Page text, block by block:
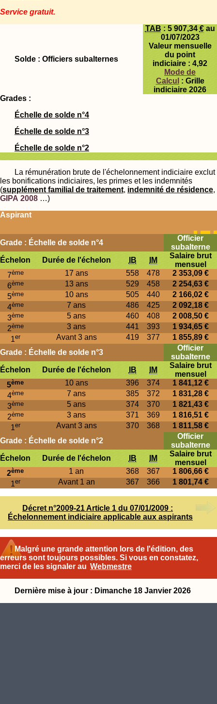
Service gratuit.
Solde : Officiers subalternes
TAB : 5 907,34 €au
01/07/2023
Valeur mensuelle
du point
indiciaire : 4,92
Mode de
Calcul : Grille
indiciaire 2026
Grades :
Échelle de solde n°4
Échelle de solde n°3
Échelle de solde n°2
La rémunération brute de l'échelonnement indiciaire exclut
les bonifications indiciaires, les primes et les indemnités
(supplément familial de traitement, indemnité de résidence,
GIPA 2008 …)
Aspirant
Grade : Échelle de solde n°4
Officier
subalterne
Échelon
Durée de l'échelon IB IM
Salaire brut
mensuel
7ème 17 ans 558 478
2 353,09 €
6ème 13 ans 529 458
2 254,63 €
5ème 10 ans 505 440
2 166,02 €
4ème 7 ans 486 425
2 092,18 €
3ème 5 ans 460 408
2 008,50 €
2ème 3 ans 441 393
1 934,65 €
1er Avant 3 ans 419 377
1 855,89 €
Grade : Échelle de solde n°3
Officier
subalterne
Échelon
Durée de l'échelon IB IM
Salaire brut
mensuel
5ème 10 ans 396 374
1 841,12 €
4ème 7 ans 385 372
1 831,28 €
3ème 5 ans 374 370
1 821,43 €
2ème 3 ans 371 369
1 816,51 €
1er Avant 3 ans 370 368
1 811,58 €
Grade : Échelle de solde n°2
Officier
subalterne
Échelon
Durée de l'échelon IB IM
Salaire brut
mensuel
2ème 1 an 368 367
1 806,66 €
1er Avant 1 an 367 366 1 801,74 €
Décret n°2009-21 Article 1 du 07/01/2009 :
Échelonnement indiciaire applicable aux aspirants
Malgré une grande attention lors de l'édition, des
erreurs sont toujours possibles. Si vous en constatez,
merci de les signaler au Webmestre
Dernière mise à jour : Dimanche 18 Janvier 2026